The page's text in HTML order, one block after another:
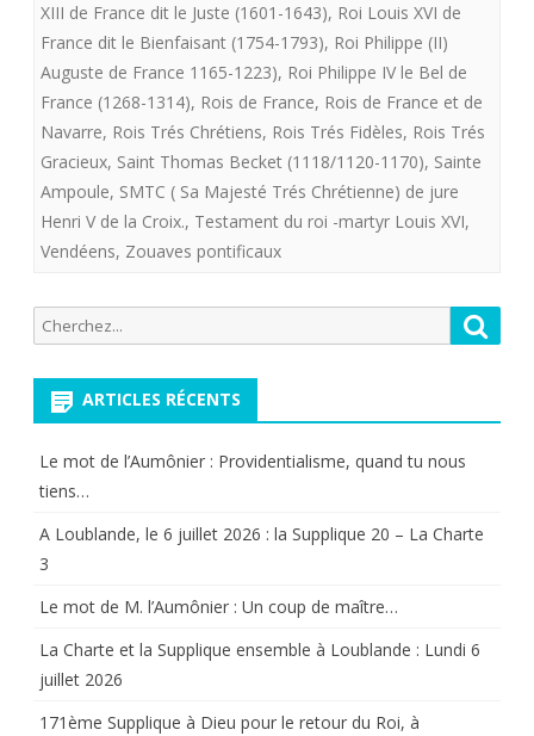
France
à
Venir
s’appellera
La
XIII de France dit le Juste (1601-1643), Roi Louis XVI de
France dit le Bienfaisant (1754-1793), Roi Philippe (II)
Auguste de France 1165-1223), Roi Philippe IV le Bel de
France (1268-1314), Rois de France, Rois de France et de
Navarre, Rois Trés Chrétiens, Rois Trés Fidèles, Rois Trés
Gracieux, Saint Thomas Becket (1118/1120-1170), Sainte
Ampoule, SMTC ( Sa Majesté Trés Chrétienne) de jure
Henri V de la Croix., Testament du roi -martyr Louis XVI,
Vendéens, Zouaves pontificaux
Recherche
pour:
ARTICLES RÉCENTS
Le mot de l’Aumônier : Providentialisme, quand tu nous
tiens…
A Loublande, le 6 juillet 2026 : la Supplique 20 – La Charte
3
Le mot de M. l’Aumônier : Un coup de maître…
La Charte et la Supplique ensemble à Loublande : Lundi 6
juillet 2026
171ème Supplique à Dieu pour le retour du Roi, à